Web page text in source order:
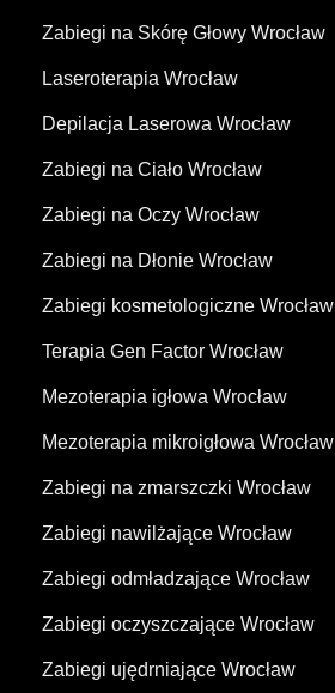
Zabiegi na Skórę Głowy Wrocław
Laseroterapia Wrocław
Depilacja Laserowa Wrocław
Zabiegi na Ciało Wrocław
Zabiegi na Oczy Wrocław
Zabiegi na Dłonie Wrocław
Zabiegi kosmetologiczne Wrocław
Terapia Gen Factor Wrocław
Mezoterapia igłowa Wrocław
Mezoterapia mikroigłowa Wrocław
Zabiegi na zmarszczki Wrocław
Zabiegi nawilżające Wrocław
Zabiegi odmładzające Wrocław
Zabiegi oczyszczające Wrocław
Zabiegi ujędrniające Wrocław